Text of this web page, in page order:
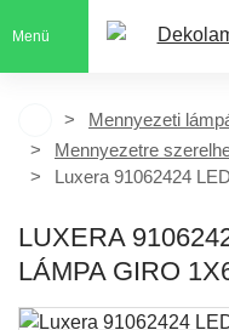
Menü
Mennyezeti
Mennyezetre
Luxera 91062424
LUXERA
LÁMPA GIRO